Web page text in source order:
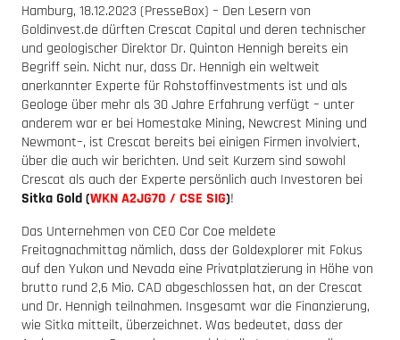
Hamburg, 18.12.2023 (PresseBox) – Den Lesern von
Goldinvest.de dürften Crescat Capital und deren technischer
und geologischer Direktor Dr. Quinton Hennigh bereits ein
Begriff sein. Nicht nur, dass Dr. Hennigh ein weltweit
anerkannter Experte für Rohstoffinvestments ist und als
Geologe über mehr als 30 Jahre Erfahrung verfügt – unter
anderem war er bei Homestake Mining, Newcrest Mining und
Newmont–, ist Crescat bereits bei einigen Firmen involviert,
über die auch wir berichten. Und seit Kurzem sind sowohl
Crescat als auch der Experte persönlich auch Investoren bei
Sitka Gold (WKN A2JG70 / CSE SIG)!
Das Unternehmen von CEO Cor Coe meldete
Freitagnachmittag nämlich, dass der Goldexplorer mit Fokus
auf den Yukon und Nevada eine Privatplatzierung in Höhe von
brutto rund 2,6 Mio. CAD abgeschlossen hat, an der Crescat
und Dr. Hennigh teilnahmen. Insgesamt war die Finanzierung,
wie Sitka mitteilt, überzeichnet. Was bedeutet, dass der